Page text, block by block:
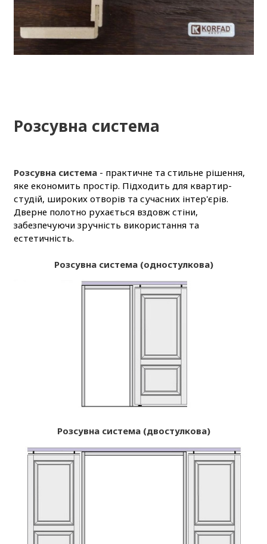
Розсувна система
Розсувна система- практичне та стильне рішення,
яке економить простір. Підходить для квартир-
студій, широких отворів та сучасних інтер'єрів.
Дверне полотно рухається вздовж стіни,
забезпечуючи зручність використання та
естетичність.
Розсувна система (одностулкова)
Розсувна система (двостулкова)